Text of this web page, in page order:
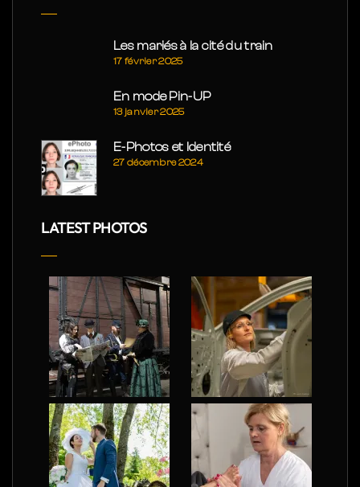
Les mariés à la cité du train
17 février 2025
En mode Pin-UP
13 janvier 2025
E-Photos et Identité
27 décembre 2024
LATEST PHOTOS